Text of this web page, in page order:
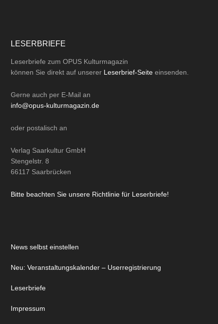
LESERBRIEFE
Leserbriefe zum OPUS Kulturmagazin
können Sie direkt auf unserer Leserbrief-Seite einsenden.
Gerne auch per E-Mail an
info@opus-kulturmagazin.de
oder postalisch an
Verlag Saarkultur GmbH
Stengelstr. 8
66117 Saarbrücken
Bitte beachten Sie unsere Richtlinie für Leserbriefe!
News selbst einstellen
Neu: Veranstaltungskalender – Userregistrierung
Leserbriefe
Impressum